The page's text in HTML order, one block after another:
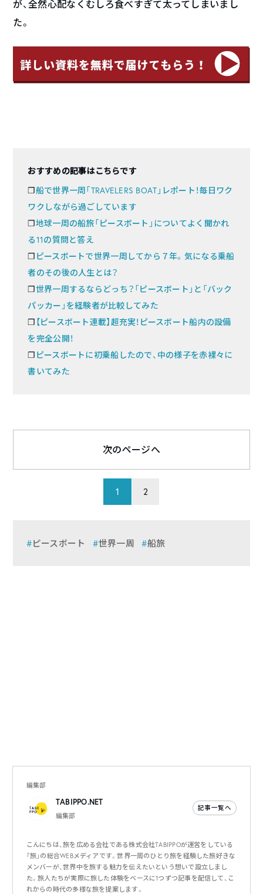
が、全然心配なくむしろ食べすぎて太ってしまいまし
た。
おすすめの記事はこちらです
❐船で世界一周「TRAVELERS BOAT」レポート！毎日ワク
ワクしながら過ごしています
❐地球一周の船旅「ピースボート」についてよく聞かれ
る11の質問と答え
❐ ピースボートで世界一周してから７年。気になる乗船
者のその後の人生とは？
❐世界一周するならどっち？「ピースボート」と「バック
パッカー」を経験者が比較してみた
❐ 【ピースボート連載】超充実！ピースボート船内の設備
を完全公開！
❐ ピースボートに初乗船したので、中の様子を赤裸々に
書いてみた
1 2
次のページへ
ピースボート 世界一周 船旅
編集部
TABIPPO.NET
編集部
記事一覧へ
こんにちは、旅を広める会社である株式会社TABIPPOが運営をしている
「旅」の総合WEBメディアです。世界一周のひとり旅を経験した旅好きな
メンバーが、世界中を旅する魅力を伝えたいという想いで設立しまし
た。旅人たちが実際に旅した体験をベースに1つずつ記事を配信して、こ
れからの時代の多様な旅を提案します。